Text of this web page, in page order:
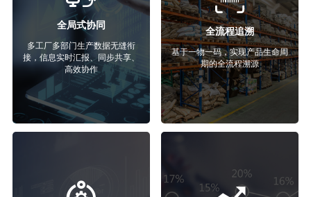
全局式协同
多工厂多部门生产数据无缝衔
接，信息实时汇报、同步共享、
高效协作
全流程追溯
基于一物一码，实现产品生命周
期的全流程溯源